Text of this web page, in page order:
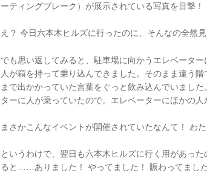
ーティングブレーク）が展示されている写真を目撃！
え？ 今日六本木ヒルズに行ったのに、そんなの全然
でも思い返してみると、駐車場に向かうエレベータ
人が箱を持って乗り込んできました。そのまま違う
まで出かかっていた言葉をぐっと飲み込んでいまし
ターに人が乗っていたので。エレベーターにほかの
まさかこんなイベントが開催されていたなんて！ わ
というわけで、翌日も六本木ヒルズに行く用があっ
ると……ありました！ やってました！ 賑わってました